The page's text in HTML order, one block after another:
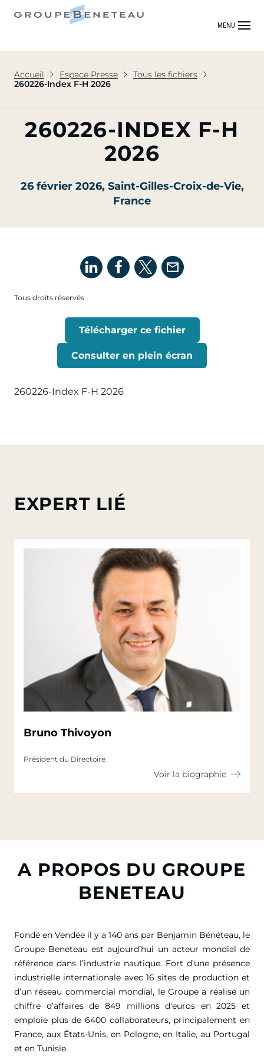
MENU
Accueil Espace Presse
Tous les fichiers
260226-Index F-H 2026
260226-INDEX F-H
2026
26 février 2026, Saint-Gilles-Croix-de-Vie,
France
Tous droits réservés
Télécharger ce fichier
Consulter en plein écran
260226-Index F-H 2026
EXPERT LIÉ
Bruno Thivoyon
Président du Directoire
Voir la biographie
A PROPOS DU GROUPE
BENETEAU
Fondé en Vendée il y a 140 ans par Benjamin Bénéteau, le
Groupe Beneteau est aujourd’hui un acteur mondial de
référence dans l’industrie nautique. Fort d’une présence
industrielle internationale avec 16 sites de production et
d’un réseau commercial mondial, le Groupe a réalisé un
chiffre d’affaires de 849 millions d'euros en 2025 et
emploie plus de 6400 collaborateurs, principalement en
France, aux États-Unis, en Pologne, en Italie, au Portugal
et en Tunisie.